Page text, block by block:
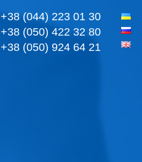
+38 (044) 223 01 30
+38 (050) 422 32 80
+38 (050) 924 64 21